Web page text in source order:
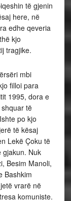
të gjenin
here, në
edhe qeveria
kjo
tragjike.
mbi
filloi para
1995, dora e
të
po kjo
të kësaj
Lekë Çoku të
gjakun. Nuk
Besim Manoli,
Bashkim
vrarë në
komuniste.